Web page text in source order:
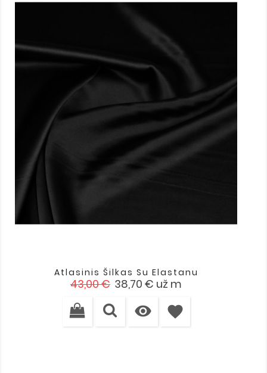
Atlasinis Šilkas Su Elastanu
Įprasta
43,00 € Kaina
38,70 € už m
 favorite